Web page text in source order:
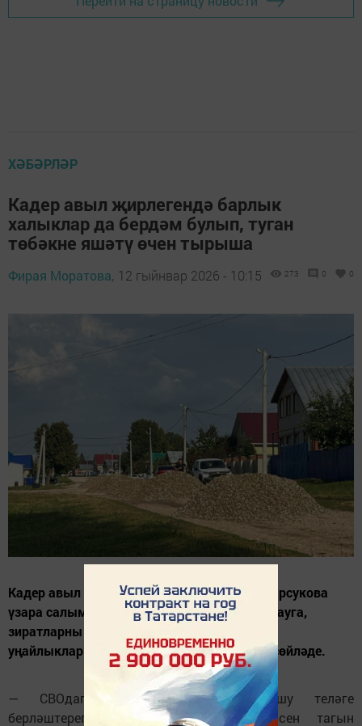
ХӘБӘРЛӘР
Кадер авыл җирлегендә барлык
халыклар да бердәм булып, туган
төбәкне яшәтү өчен тырыша
Фирая Моратова, 12 гыйнвар 2026 - 10:15 273 0 0
Кадер авыл җирлеге башлыгы Людмила Барсукова
үзара салым акчасының юлларны ремонтлауга,
зиратларны карауга, халык өчен тормыш
уңайлыклары тудыруга тотылуы турында сөйләде.
— СВОдагы якташларыбызга булышу теләге
берләштереп, күңелдә патриотлык хисен тагын